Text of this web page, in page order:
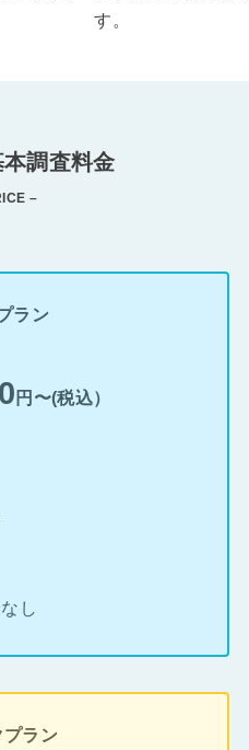
す。
調査料金
–
ラン
円〜(税込）
し
プラン